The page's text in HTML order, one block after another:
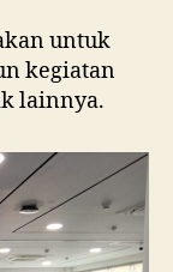
untuk
kegiatan
lainnya.